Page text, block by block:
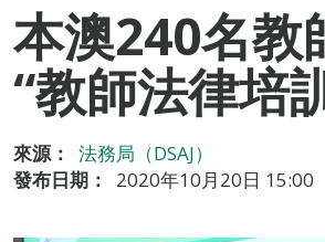
本澳240名教
“教師法律培
來源：
法務局（DSAJ）
發布日期：
2020年10月20日 15:00